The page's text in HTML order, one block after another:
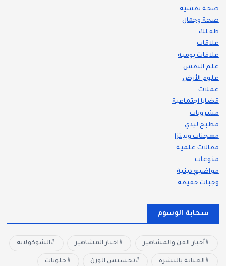
صحة نفسية
صحة وجمال
طفلك
علاقات
علاقات يومية
علم النفس
علوم الأرض
عملات
قضايا اجتماعية
مشروبات
مطبخ ليدي
معجنات وبيتزا
مقالات علمية
منوعات
مواضيع دينية
وجبات خفيفة
سحابة الوسوم
أخبار الفن والمشاهير اخبار المشاهير الشوكولاتة
العناية بالبشرة تخسيس الوزن حلويات